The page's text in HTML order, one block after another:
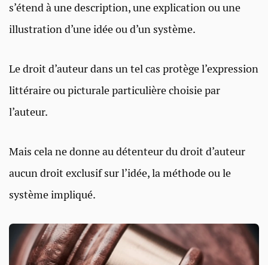
s’étend à une description, une explication ou une
illustration d’une idée ou d’un système.
Le droit d’auteur dans un tel cas protège l’expression
littéraire ou picturale particulière choisie par
l’auteur.
Mais cela ne donne au détenteur du droit d’auteur
aucun droit exclusif sur l’idée, la méthode ou le
système impliqué.